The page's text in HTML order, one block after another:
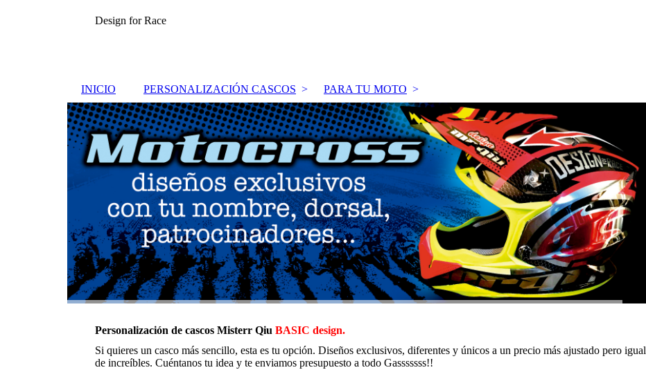
Design for Race
INICIO PERSONALIZACIÓN CASCOS PARA TU MOTO
Personalización de cascos Misterr Qiu BASIC design.
Si quieres un casco más sencillo, esta es tu opción. Diseños exclusivos, diferentes y únicos a un precio más ajustado pero igual
de increíbles. Cuéntanos tu idea y te enviamos presupuesto a todo Gasssssss!!